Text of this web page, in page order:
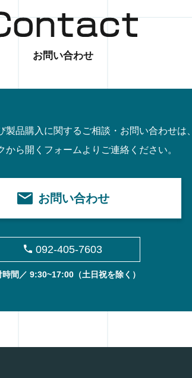
お問い合わせ
製品購入に関するご相談・お問い合わせは、
から開くフォームよりご連絡ください。
お問い合わせ
092-405-7603
時間／ 9:30~17:00 （土日祝を除く）